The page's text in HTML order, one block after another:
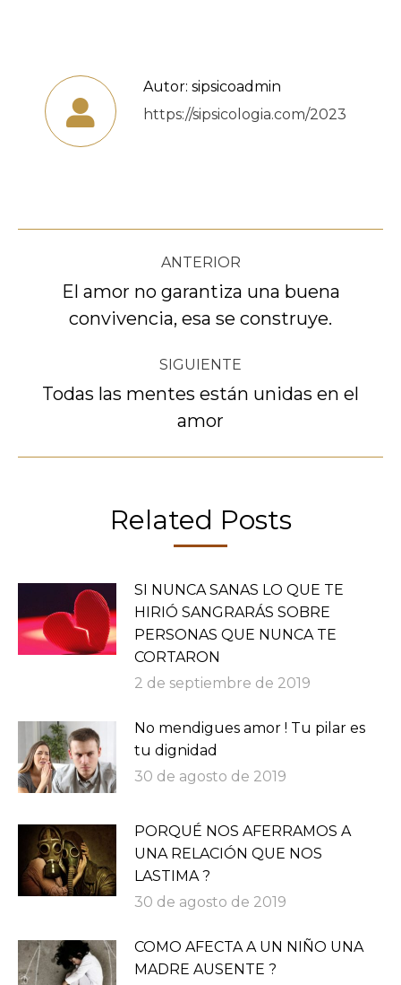
Autor: sipsicoadmin
https://sipsicologia.com/2023
Navegación
entre
publicaciones
ANTERIOR
Publicación
anterior:
El amor no garantiza una buena
convivencia, esa se construye.
SIGUIENTE
Publicación
siguiente:
Todas las mentes están unidas en el
amor
Related Posts
SI NUNCA SANAS LO QUE TE
HIRIÓ SANGRARÁS SOBRE
PERSONAS QUE NUNCA TE
CORTARON
2 de septiembre de 2019
No mendigues amor ! Tu pilar es
tu dignidad
30 de agosto de 2019
PORQUÉ NOS AFERRAMOS A
UNA RELACIÓN QUE NOS
LASTIMA ?
30 de agosto de 2019
COMO AFECTA A UN NIÑO UNA
MADRE AUSENTE ?